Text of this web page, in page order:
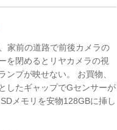
家前の道路で前後カメラの
を閉めるとリヤカメラの視
ンプが映せない。 お買物、
したギャップでGセンサーが
メモリを安物128GBに挿し